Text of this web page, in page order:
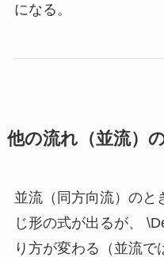
になる。
他の流れ（並流）
並流（同方向流）のと
じ形の式が出るが、
り方が変わる（並流